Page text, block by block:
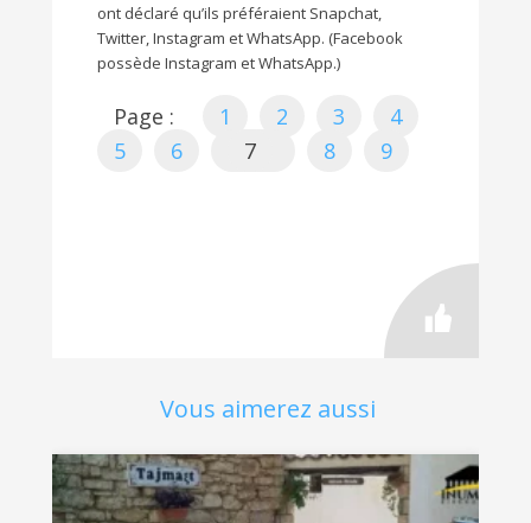
ont déclaré qu’ils préféraient Snapchat,
Twitter, Instagram et WhatsApp. (Facebook
possède Instagram et WhatsApp.)
Page : 1 2 3
4
5
6 7 8 9
Vous aimerez aussi